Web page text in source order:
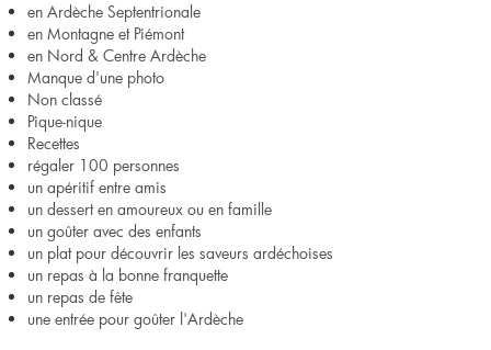
en Ardèche Septentrionale
en Montagne et Piémont
en Nord & Centre Ardèche
Manque d'une photo
Non classé
Pique-nique
Recettes
régaler 100 personnes
un apéritif entre amis
un dessert en amoureux ou en famille
un goûter avec des enfants
un plat pour découvrir les saveurs ardéchoises
un repas à la bonne franquette
un repas de fête
une entrée pour goûter l'Ardèche